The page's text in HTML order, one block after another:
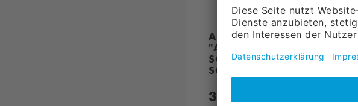
AUFKLEBER 183 X 72 MM
"ABFALL" WEISS,
SCHWARZE
SCHRIFT,FUTUR
3,